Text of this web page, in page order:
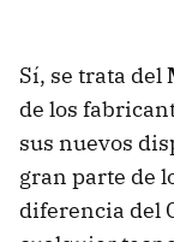
Sí, se trata del
de los
sus nuevos
gran parte de
diferencia del